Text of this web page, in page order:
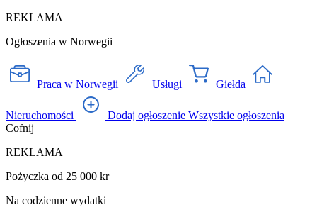
REKLAMA
Ogłoszenia w Norwegii
Praca w Norwegii Usługi Giełda
Nieruchomości Dodaj ogłoszenie Wszystkie ogłoszenia
Cofnij
REKLAMA
Pożyczka od 25 000 kr
Na codzienne wydatki